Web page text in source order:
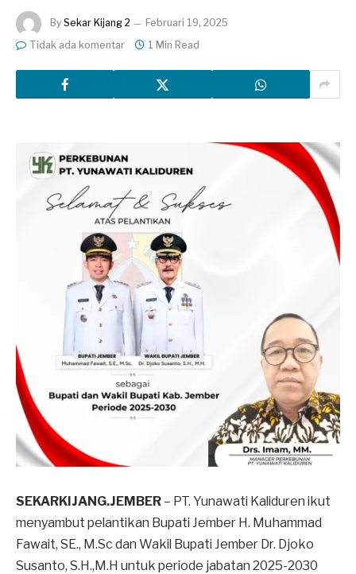
By Sekar Kijang 2
Februari 19, 2025
Tidak ada komentar
1 Min Read
SEKARKIJANG.JEMBER – PT. Yunawati Kaliduren ikut
menyambut pelantikan Bupati Jember H. Muhammad
Fawait, SE., M.Sc dan Wakil Bupati Jember Dr. Djoko
Susanto, S.H.,M.H untuk periode jabatan 2025-2030